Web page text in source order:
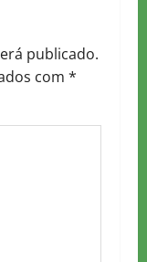
publicado.
com *